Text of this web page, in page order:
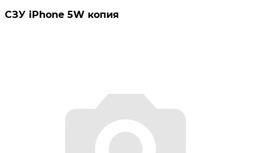
СЗУ iPhone 5W копия